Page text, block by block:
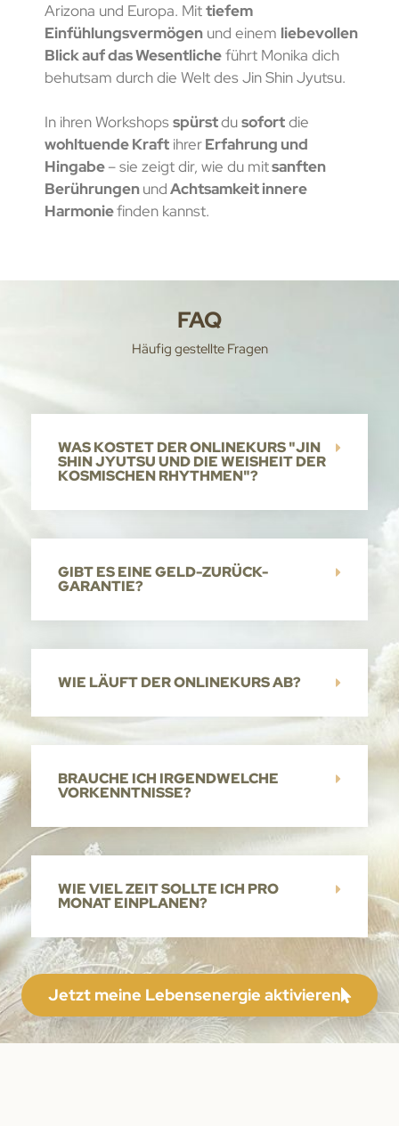
Arizona und Europa. Mittiefem
Einfühlungsvermögenund einem liebevollen
Blick auf das Wesentlicheführt Monika dich
behutsam durch die Welt des Jin Shin Jyutsu.
In ihren Workshopsspürstdusofortdie
wohltuende KraftihrerErfahrung und
Hingabe– sie zeigt dir, wie du mitsanften
BerührungenundAchtsamkeit innere
Harmoniefinden kannst.
FAQ
Häufig gestellte Fragen
WAS KOSTET DER ONLINEKURS "JIN
SHIN JYUTSU UND DIE WEISHEIT DER
KOSMISCHEN RHYTHMEN"?
GIBT ES EINE GELD-ZURÜCK-
GARANTIE?
WIE LÄUFT DER ONLINEKURS AB?
BRAUCHE ICH IRGENDWELCHE
VORKENNTNISSE?
WIE VIEL ZEIT SOLLTE ICH PRO
MONAT EINPLANEN?
Jetzt meine Lebensenergie aktivieren